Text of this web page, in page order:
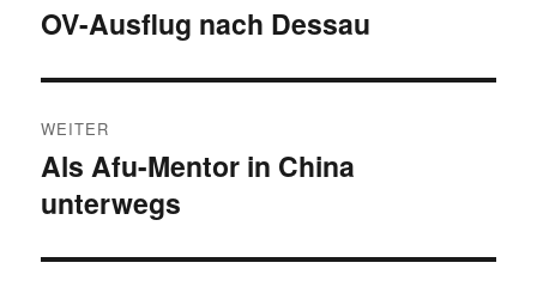
Vorheriger
OV-Ausflug nach Dessau
WEITER
Nächster
Beitrag:
Als Afu-Mentor in China
unterwegs